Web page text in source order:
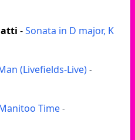
-Sonata in D major, K
(Livefields-Live) -
Time -